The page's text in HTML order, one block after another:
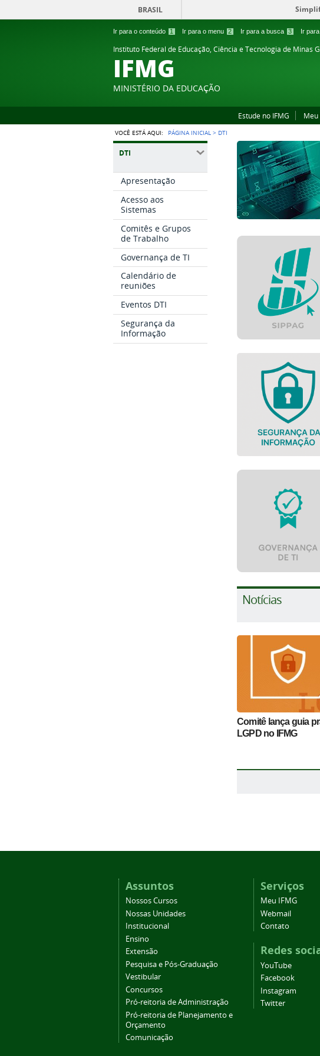
Ir para o conteúdo 1 Ir para o menu 2 Ir para a busca 3 Ir
BRASIL
Instituto Federal de Educação, Ciência e Tecnologia de Minas
IFMG
MINISTÉRIO DA EDUCAÇÃO
Estude no IFMG Meu
VOCÊ ESTÁ AQUI: PÁGINA INICIAL > DTI
DTI
Apresentação
Acesso aos
Sistemas
Comitês e Grupos
de Trabalho
Governança de TI
Calendário de
reuniões
Eventos DTI
Segurança da
Informação
Notícias
Comitê lança guia
LGPD no IFMG
Assuntos
Nossos Cursos
Nossas Unidades
Institucional
Ensino
Extensão
Pesquisa e Pós-Graduação
Vestibular
Concursos
Pró-reitoria de Administração
Pró-reitoria de Planejamento e
Orçamento
Comunicação
Serviços
Meu IFMG
Webmail
Contato
Redes
YouTube
Facebook
Instagram
Twitter